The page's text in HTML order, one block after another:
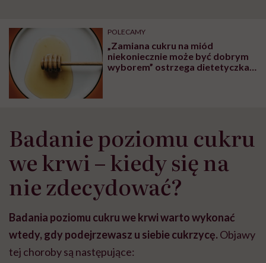
POLECAMY
„Zamiana cukru na miód
niekoniecznie może być dobrym
wyborem” ostrzega dietetyczka
Badanie poziomu cukru
we krwi – kiedy się na
nie zdecydować?
Badania poziomu cukru we krwi warto wykonać
wtedy, gdy podejrzewasz u siebie cukrzycę. Objawy
tej choroby są następujące: